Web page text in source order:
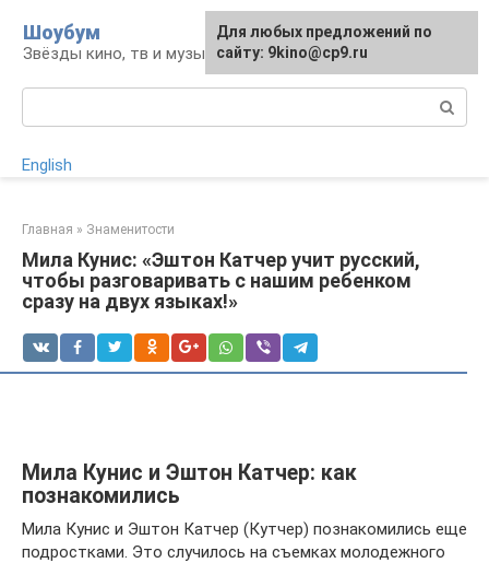
контенту
Шоубум
Звёзды кино, тв и музыки
English
Главная » Знаменитости
Мила Кунис: «Эштон Катчер учит русский,
чтобы разговаривать с нашим ребенком
сразу на двух языках!»
Мила Кунис и Эштон Катчер: как
познакомились
Мила Кунис и Эштон Катчер (Кутчер) познакомились еще
подростками. Это случилось на съемках молодежного
Для любых предложений по
сайту: 9kino@cp9.ru